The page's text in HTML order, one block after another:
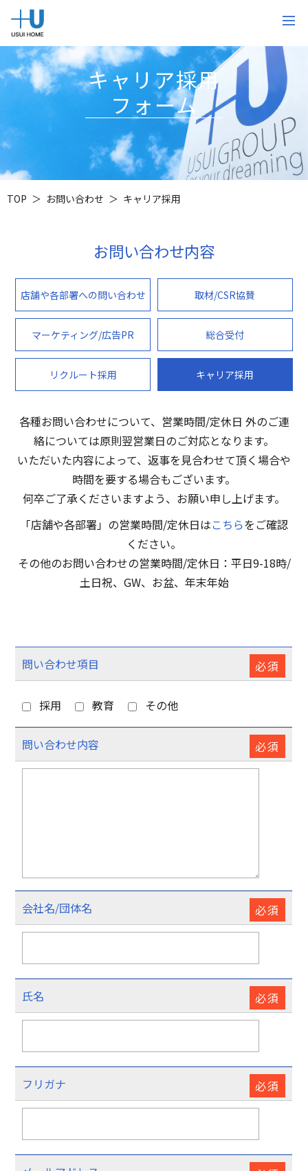
キャリア採用
フォーム
TOP お問い合わせ キャリア採用
お問い合わせ内容
店舗や各部署への問い合わせ 取材/CSR協賛
マーケティング/広告PR 総合受付
リクルート採用 キャリア採用
各種お問い合わせについて、営業時間/定休日 外のご連
絡については原則翌営業日のご対応となります。
いただいた内容によって、返事を見合わせて頂く場合や
時間を要する場合もございます。
何卒ご了承くださいますよう、お願い申し上げます。
「店舗や各部署」の営業時間/定休日はこちらをご確認
ください。
その他のお問い合わせの営業時間/定休日：平日9-18時/
土日祝、GW、お盆、年末年始
このフィールドは空のままにしてください。
問い合わせ項目 必須
採用 教育 その他
問い合わせ内容 必須
会社名/団体名 必須
氏名 必須
フリガナ 必須